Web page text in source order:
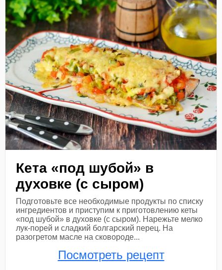
Кета «под шубой» в
духовке (с сыром)
Подготовьте все необходимые продукты по списку
ингредиентов и приступим к приготовлению кеты
«под шубой» в духовке (с сыром). Нарежьте мелко
лук-порей и сладкий болгарский перец. На
разогретом масле на сковороде...
Посмотреть рецепт